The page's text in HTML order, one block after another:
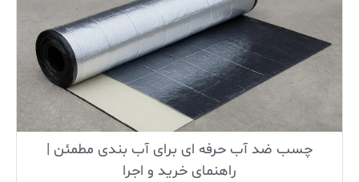
چسب ضد آب حرفه ای برای آب بندی مطمئن |
راهنمای خرید و اجرا